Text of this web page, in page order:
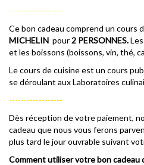
------------------
Ce bon cadeau comprend un cours
MICHELIN pour2 PERSONNES.
et les boissons (boissons, vin, thé,
Le cours de cuisine est un cours
se déroulant aux Laboratoires
------------------
Dès réception de votre paiement,
cadeau que nous vous ferons
plus tard le jour ouvrable suivant
Comment utiliser votre bon cadeau